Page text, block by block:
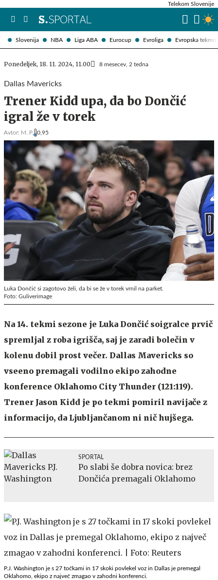
Slovenija NBA Liga ABA Eurocup Evroliga Evropska
Telekom Slovenije
Ponedeljek, 18. 11. 2024, 11.00 8 mesecev, 2 tedna
Dallas Mavericks
Trener Kidd upa, da bo Dončić
igral že v torek
Avtor: M. P. 0,95
Luka Dončić si zagotovo želi, da bi se že v torek vrnil na parket.
Foto: Guliverimage
Na 14. tekmi sezone je Luka Dončić soigralce prvič
spremljal z roba igrišča, saj je zaradi bolečin v
kolenu dobil prost večer. Dallas Mavericks so
vseeno premagali vodilno ekipo zahodne
konference Oklahomo City Thunder (121:119).
Trener Jason Kidd je po tekmi pomiril navijače z
informacijo, da Ljubljančanom ni nič hujšega.
SPORTAL
Po slabi še dobra novica: brez
Dončića premagali Oklahomo
P.J. Washington je s 27 točkami in 17 skoki povlekel voz in Dallas je premegal
Oklahomo, ekipo z največ zmagao v zahodni konferenci.